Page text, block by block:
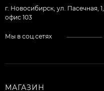
г. Новосибирск, ул. Пасечная, 1,
офис 103
Мы в соц.сетях
МАГАЗИН